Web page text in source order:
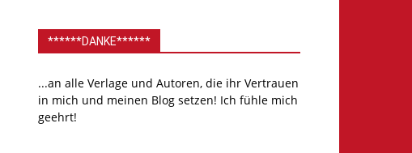
******DANKE******
...an alle Verlage und Autoren, die ihr Vertrauen
in mich und meinen Blog setzen! Ich fühle mich
geehrt!